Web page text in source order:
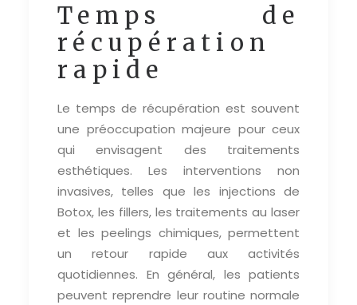
Temps de
récupération
rapide
Le temps de récupération est souvent
une préoccupation majeure pour ceux
qui envisagent des traitements
esthétiques. Les interventions non
invasives, telles que les injections de
Botox, les fillers, les traitements au laser
et les peelings chimiques, permettent
un retour rapide aux activités
quotidiennes. En général, les patients
peuvent reprendre leur routine normale